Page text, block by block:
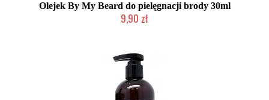
Olejek By My Beard do pielęgnacji brody 30ml
9,90 zł